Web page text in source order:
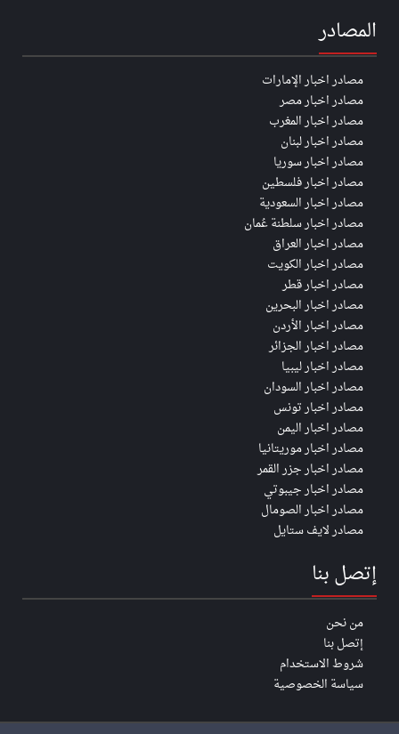
المصادر
مصادر اخبار الإمارات
مصادر اخبار مصر
مصادر اخبار المغرب
مصادر اخبار لبنان
مصادر اخبار سوريا
مصادر اخبار فلسطين
مصادر اخبار السعودية
مصادر اخبار سلطنة عُمان
مصادر اخبار العراق
مصادر اخبار الكويت
مصادر اخبار قطر
مصادر اخبار البحرين
مصادر اخبار الأردن
مصادر اخبار الجزائر
مصادر اخبار ليبيا
مصادر اخبار السودان
مصادر اخبار تونس
مصادر اخبار اليمن
مصادر اخبار موريتانيا
مصادر اخبار جزر القمر
مصادر اخبار جيبوتي
مصادر اخبار الصومال
مصادر لايف ستايل
إتصل بنا
من نحن
إتصل بنا
شروط الاستخدام
سياسة الخصوصية